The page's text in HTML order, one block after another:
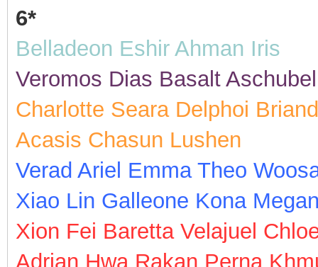
6*
Belladeon Eshir Ahman Iris
Veromos Dias Basalt
Charlotte Seara Delphoi
Acasis Chasun Lushen
Verad Ariel Emma Theo
Xiao Lin Galleone Kona
Xion Fei Baretta Velajuel
Adrian Hwa Rakan Perna